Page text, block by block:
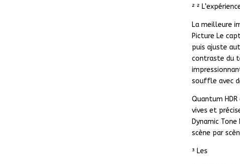
² ²
La meilleure
Picture Le
puis ajuste
contraste du
souffle avec
Quantum
vives et
Dynamic
scène par
³ Les